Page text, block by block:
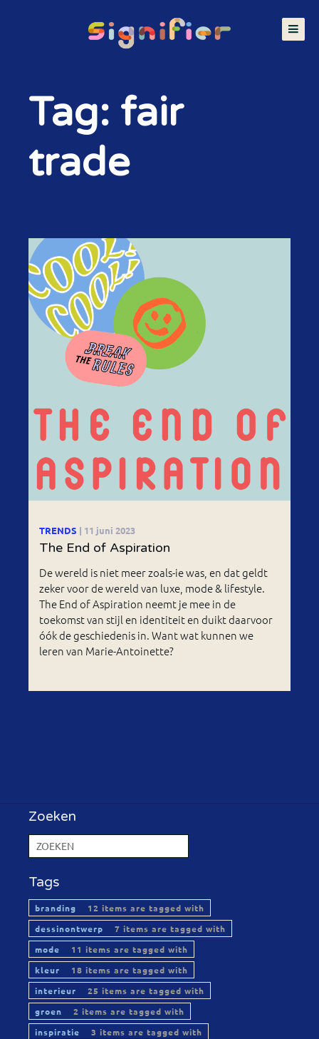
Tag: fair
trade
TRENDS | 11 juni 2023
The End of Aspiration
De wereld is niet meer zoals-ie was, en dat geldt
zeker voor de wereld van luxe, mode & lifestyle.
The End of Aspiration neemt je mee in de
toekomst van stijl en identiteit en duikt daarvoor
óók de geschiedenis in. Want wat kunnen we
leren van Marie-Antoinette?
Zoeken
Tags
branding
12 items are tagged with
dessinontwerp
7 items are tagged with
mode
11 items are tagged with
kleur
18 items are tagged with
interieur
25 items are tagged with
groen
2 items are tagged with
inspiratie
3 items are tagged with